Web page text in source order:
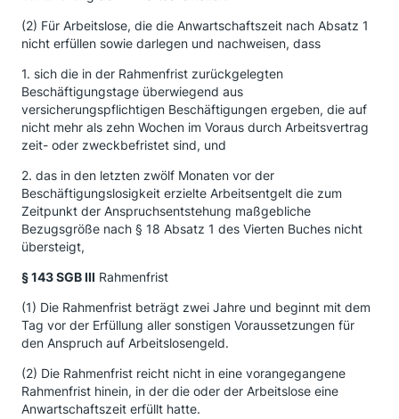
(2) Für Arbeitslose, die die Anwartschaftszeit nach Absatz 1
nicht erfüllen sowie darlegen und nachweisen, dass
1. sich die in der Rahmenfrist zurückgelegten
Beschäftigungstage überwiegend aus
versicherungspflichtigen Beschäftigungen ergeben, die auf
nicht mehr als zehn Wochen im Voraus durch Arbeitsvertrag
zeit- oder zweckbefristet sind, und
2. das in den letzten zwölf Monaten vor der
Beschäftigungslosigkeit erzielte Arbeitsentgelt die zum
Zeitpunkt der Anspruchsentstehung maßgebliche
Bezugsgröße nach § 18 Absatz 1 des Vierten Buches nicht
übersteigt,
§ 143 SGB III Rahmenfrist
(1) Die Rahmenfrist beträgt zwei Jahre und beginnt mit dem
Tag vor der Erfüllung aller sonstigen Voraussetzungen für
den Anspruch auf Arbeitslosengeld.
(2) Die Rahmenfrist reicht nicht in eine vorangegangene
Rahmenfrist hinein, in der die oder der Arbeitslose eine
Anwartschaftszeit erfüllt hatte.